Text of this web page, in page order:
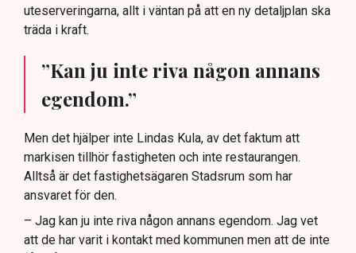
uteserveringarna, allt i väntan på att en ny detaljplan ska
träda i kraft.
”Kan ju inte riva någon annans
egendom.”
Men det hjälper inte Lindas Kula, av det faktum att
markisen tillhör fastigheten och inte restaurangen.
Alltså är det fastighetsägaren Stadsrum som har
ansvaret för den.
– Jag kan ju inte riva någon annans egendom. Jag vet
att de har varit i kontakt med kommunen men att de inte